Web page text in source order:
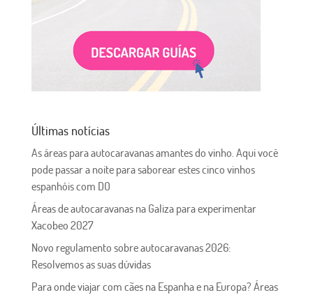
Últimas notícias
As áreas para autocaravanas amantes do vinho. Aqui você
pode passar a noite para saborear estes cinco vinhos
espanhóis com DO
Áreas de autocaravanas na Galiza para experimentar
Xacobeo 2027
Novo regulamento sobre autocaravanas 2026:
Resolvemos as suas dúvidas
Para onde viajar com cães na Espanha e na Europa? Áreas